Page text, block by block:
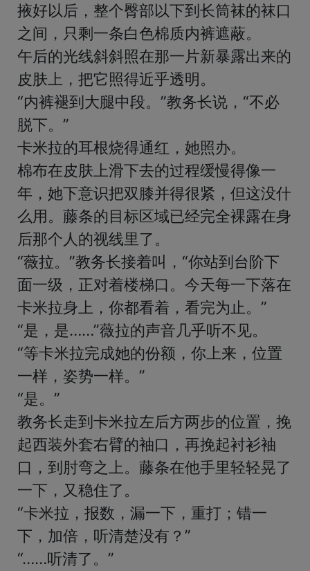
掖好以后，整个臀部以下到长筒袜的袜口
之间，只剩一条白色棉质内裤遮蔽。
午后的光线斜斜照在那一片新暴露出来的
皮肤上，把它照得近乎透明。
“内裤褪到大腿中段。”教务长说，“不必
脱下。”
卡米拉的耳根烧得通红，她照办。
棉布在皮肤上滑下去的过程缓慢得像一
年，她下意识把双膝并得很紧，但这没什
么用。藤条的目标区域已经完全裸露在身
后那个人的视线里了。
“薇拉。”教务长接着叫，“你站到台阶下
面一级，正对着楼梯口。今天每一下落在
卡米拉身上，你都看着，看完为止。”
“是，是……”薇拉的声音几乎听不见。
“等卡米拉完成她的份额，你上来，位置
一样，姿势一样。”
“是。”
教务长走到卡米拉左后方两步的位置，挽
起西装外套右臂的袖口，再挽起衬衫袖
口，到肘弯之上。藤条在他手里轻轻晃了
一下，又稳住了。
“卡米拉，报数，漏一下，重打；错一
下，加倍，听清楚没有？”
“……听清了。”